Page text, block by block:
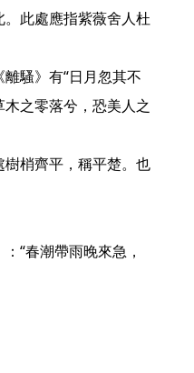
此處應指紫薇舍人杜
騷》有“日月忽其不
之零落兮，恐美人之
梢齊平，稱平楚。也
“春潮帶雨晚來急，